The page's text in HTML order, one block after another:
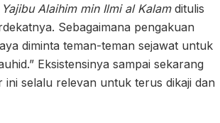
Alaihim min Ilmi al Kalam ditulis
Sebagaimana pengakuan
diminta teman-teman sejawat untuk
Eksistensinya sampai sekarang
selalu relevan untuk terus dikaji dan